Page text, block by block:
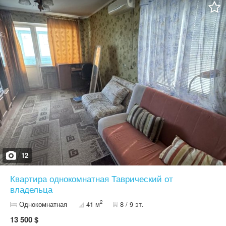
12
Квартира однокомнатная Таврический от
владельца
Однокомнатная 41 м2 8 / 9 эт.
13 500 $